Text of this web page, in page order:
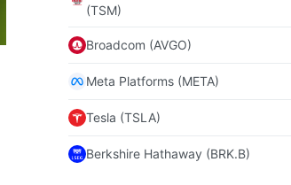
(TSM)
Broadcom (AVGO)
Meta Platforms (META)
Tesla (TSLA)
Berkshire Hathaway (BRK.B)